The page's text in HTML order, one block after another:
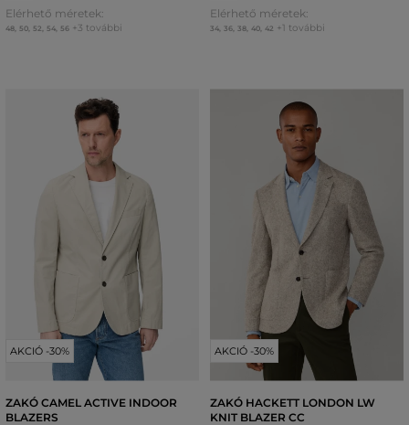
Elérhető méretek:
48, 50, 52 54, 56 +3 további
Elérhető méretek:
34, 36, 38, 40, 42 +1 további
AKCIÓ -30%
ZAKÓ CAMEL ACTIVE INDOOR
BLAZERS
AKCIÓ -30%
ZAKÓ HACKETT LONDON LW
KNIT BLAZER CC